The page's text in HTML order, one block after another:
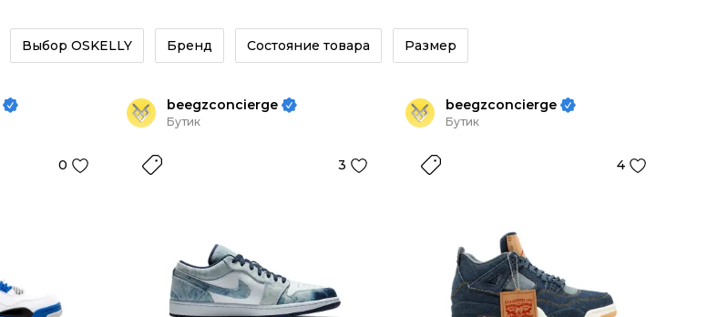
Выбор OSKELLY Бренд Состояние товара Размер
0
beegzconcierge
Бутик
3
beegzconcierge
Бутик
4